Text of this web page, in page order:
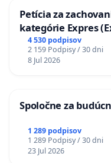
Petícia za
kategórie Expres
stanici Púchov
4 530 podpisov
2 159 Podpisy / 30 dni
8 Jul 2026
Spoločne za
1 289 podpisov
1 289 Podpisy / 30 dni
23 Jul 2026